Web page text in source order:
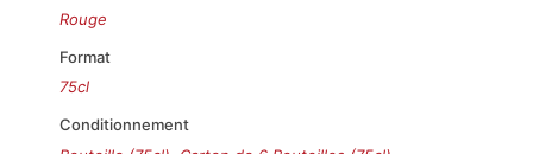
Rouge
Format
75cl
Conditionnement